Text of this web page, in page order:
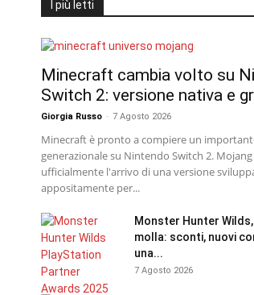
I più letti
Minecraft cambia volto su
Switch 2: versione nativa e
Giorgia Russo - 7 Agosto 2026
Minecraft è pronto a compiere un
generazionale su Nintendo Switch 2.
ufficialmente l'arrivo di una versione
appositamente per...
Monster Hunter
molla: sconti, nuovi
una...
7 Agosto 2026